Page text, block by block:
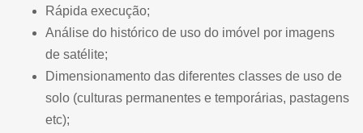
Rápida execução;
Análise do histórico de uso do imóvel por imagens
de satélite;
Dimensionamento das diferentes classes de uso de
solo (culturas permanentes e temporárias, pastagens
etc);